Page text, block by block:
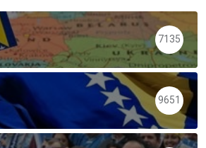
7135
9651